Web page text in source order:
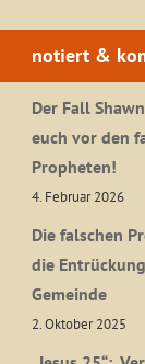
notiert &
Der Fall
euch vor den
Propheten!
4. Februar 2026
Die falschen
die
Gemeinde
2. Oktober 2025